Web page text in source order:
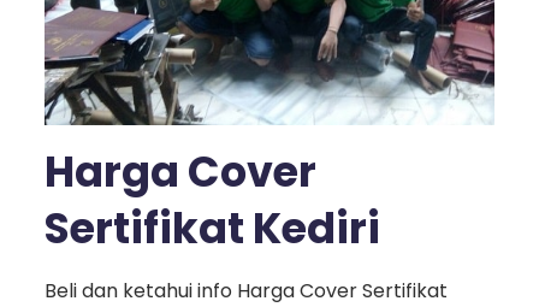
Harga Cover
Sertifikat Kediri
Beli dan ketahui info Harga Cover Sertifikat